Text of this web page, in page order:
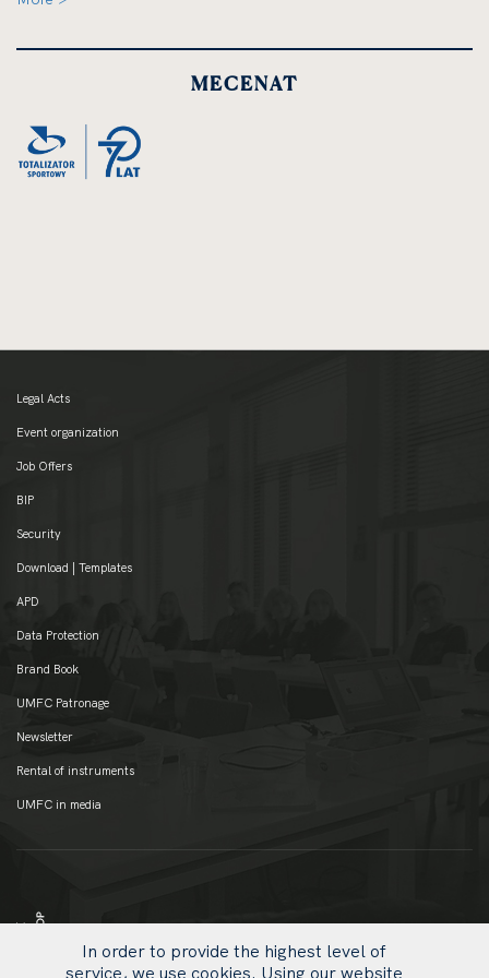
MECENAT
Legal Acts
Event organization
Job Offers
BIP
Security
Download | Templates
APD
Data Protection
Brand Book
UMFC Patronage
Newsletter
Rental of instruments
UMFC in media
In order to provide the highest level of
service, we use cookies. Using our website